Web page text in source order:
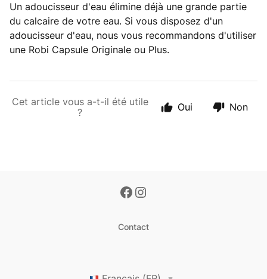
Un adoucisseur d'eau élimine déjà une grande partie
du calcaire de votre eau. Si vous disposez d'un
adoucisseur d'eau, nous vous recommandons d'utiliser
une Robi Capsule Originale ou Plus.
Cet article vous a-t-il été utile
?
Oui Non
Contact